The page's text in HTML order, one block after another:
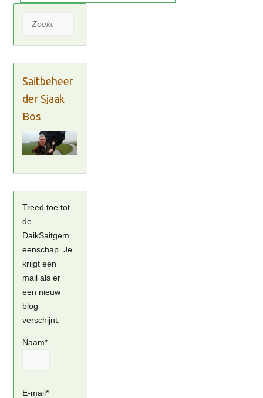
Zoeken
Saitbeheer
der Sjaak
Bos
Treed toe tot
de
DaikSaitgem
eenschap. Je
krijgt een
mail als er
een nieuw
blog
verschijnt.
Naam*
E-mail*